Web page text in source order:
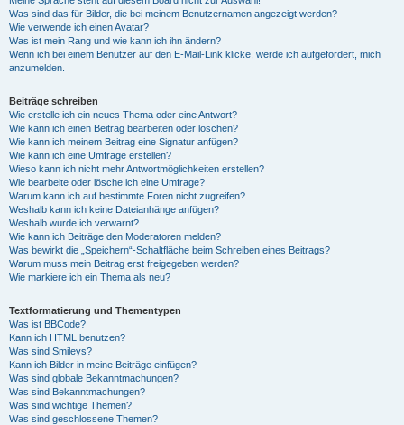
Was sind das für Bilder, die bei meinem Benutzernamen angezeigt werden?
Wie verwende ich einen Avatar?
Was ist mein Rang und wie kann ich ihn ändern?
Wenn ich bei einem Benutzer auf den E-Mail-Link klicke, werde ich aufgefordert, mich
anzumelden.
Beiträge schreiben
Wie erstelle ich ein neues Thema oder eine Antwort?
Wie kann ich einen Beitrag bearbeiten oder löschen?
Wie kann ich meinem Beitrag eine Signatur anfügen?
Wie kann ich eine Umfrage erstellen?
Wieso kann ich nicht mehr Antwortmöglichkeiten erstellen?
Wie bearbeite oder lösche ich eine Umfrage?
Warum kann ich auf bestimmte Foren nicht zugreifen?
Weshalb kann ich keine Dateianhänge anfügen?
Weshalb wurde ich verwarnt?
Wie kann ich Beiträge den Moderatoren melden?
Was bewirkt die „Speichern“-Schaltfläche beim Schreiben eines Beitrags?
Warum muss mein Beitrag erst freigegeben werden?
Wie markiere ich ein Thema als neu?
Textformatierung und Thementypen
Was ist BBCode?
Kann ich HTML benutzen?
Was sind Smileys?
Kann ich Bilder in meine Beiträge einfügen?
Was sind globale Bekanntmachungen?
Was sind Bekanntmachungen?
Was sind wichtige Themen?
Was sind geschlossene Themen?